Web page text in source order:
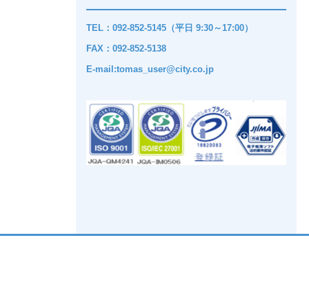
TEL：092-852-5145（平日 9:30～17:00）
FAX：092-852-5138
E-mail:tomas_user@city.co.jp